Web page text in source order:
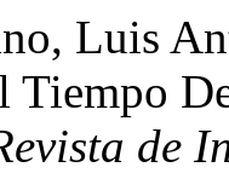
Luis
Tiempo
de